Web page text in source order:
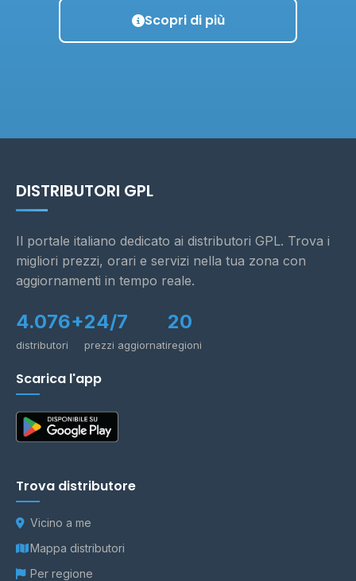
Scopri di più
DISTRIBUTORI GPL
Il portale italiano dedicato ai distributori GPL. Trova i
migliori prezzi, orari e servizi nella tua zona con
aggiornamenti in tempo reale.
4.076+
distributori
24/7
prezzi aggiornati
20
regioni
Scarica l'app
Trova distributore
Vicino a me
Mappa distributori
Per regione